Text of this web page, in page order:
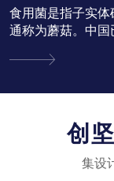
食用菌是指子实体
通称为蘑菇。中国
创
集设